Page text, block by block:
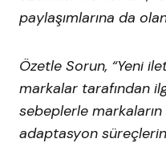
paylaşımlarına da
Özetle Sorun, “Yeni
markalar tarafından
sebeplerle
adaptasyon